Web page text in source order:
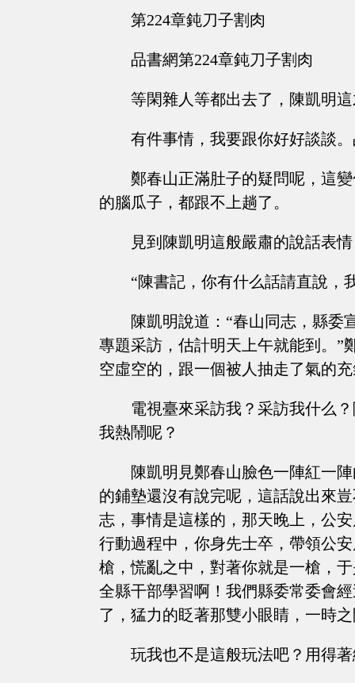
第224章鈍刀子割肉
品書網第224章鈍刀子割肉
等閑雜人等都出去了，陳凱明
有件事情，我要跟你好好談談
鄭春山正滿肚子的疑問呢，這
的腦瓜子，都跟不上趟了。
見到陳凱明這般嚴肅的說話表
“陳書記，你有什么話請直說，
陳凱明說道：“春山同志，縣委
專題采訪，估計明天上午就能到。”
空虛空的，跟一個被人抽走了氣的
電視臺來采訪我？采訪我什么
我熱鬧呢？
陳凱明見鄭春山臉色一陣紅一
的鋪墊還沒有說完呢，這話說出來
志，事情是這樣的，那天晚上，公
行動過程中，你身先士卒，帶領公
槍，慌亂之中，對著你就是一槍，
全縣干部學習啊！我們縣委常委會
了，猛力的眨著那雙小眼睛，一時
玩我也不是這般玩法吧？用得